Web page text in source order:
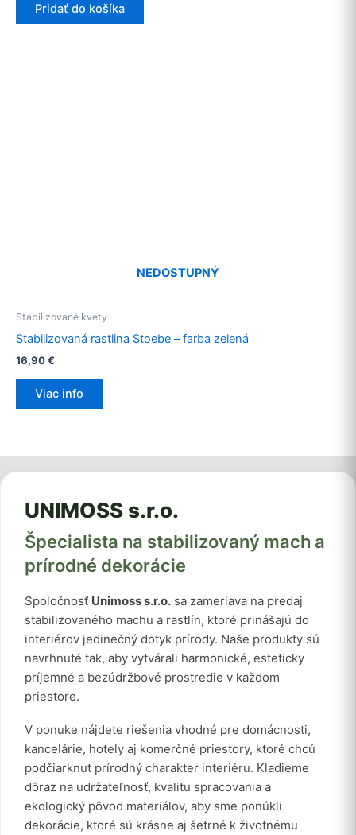
Pridať do košíka
NEDOSTUPNÝ
Stabilizované kvety
Stabilizovaná rastlina Stoebe – farba zelená
16,90€
Viac info
UNIMOSS s.r.o.
Špecialista na stabilizovaný mach a
prírodné dekorácie
Spoločnosť Unimoss s.r.o. sa zameriava na predaj
stabilizovaného machu a rastlín, ktoré prinášajú do
interiérov jedinečný dotyk prírody. Naše produkty sú
navrhnuté tak, aby vytvárali harmonické, esteticky
príjemné a bezúdržbové prostredie v každom
priestore.
V ponuke nájdete riešenia vhodné pre domácnosti,
kancelárie, hotely aj komerčné priestory, ktoré chcú
podčiarknuť prírodný charakter interiéru. Kladieme
dôraz na udržateľnosť, kvalitu spracovania a
ekologický pôvod materiálov, aby sme ponúkli
dekorácie, ktoré sú krásne aj šetrné k životnému